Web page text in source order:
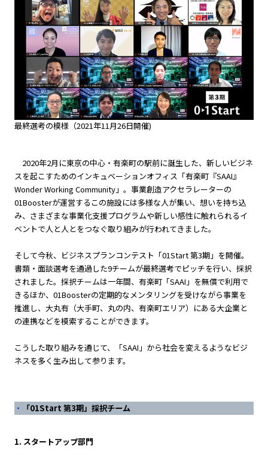
最終選考の模様（2021年11月26日開催)
2020年2月に東京の中心・有楽町の駅前に誕生した、新しいビジネ
スを起こすためのインキュベーションオフィス「有楽町『SAAI』
Wonder Working Community」。事業創造アクセラレーターの
01Boosterが運営するこの施設には多様な人が集い、想いを持ち込
み、さまざまな事業化支援プログラムや新しい感性に触れられるイ
ベントで人と人とをつなぐ取り組みが行われてきました。
そして今秋、ビジネスプランコンテスト「01Start 第3期」を開催。
書類・面談選考を通過した9チームが最終選考でピッチを行い、採択
されました。採択チームは一年間、有楽町「SAAI」を無償で利用で
きるほか、01Boosterの定期的なメンタリングを受けながら事業を
推進し、大丸有（大手町、丸の内、有楽町エリア）にある大企業と
の連携などを模索することができます。
こうした取り組みを通じて、「SAAI」から社会を変えるようなビジ
ネスを多く生み出して参ります。
「01Start 第3期」採択チーム
1. スタートアップ部門